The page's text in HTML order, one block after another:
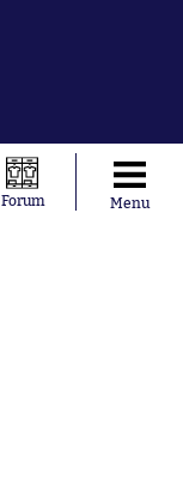
Forum Menu